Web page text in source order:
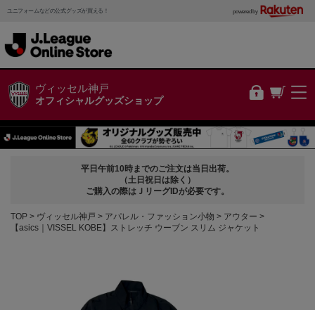
ユニフォームなどの公式グッズが買える！ powered by
ヴィッセル神戸
オフィシャルグッズショップ
平日午前10時までのご注文は当日出荷。
（土日祝日は除く）
ご購入の際はＪリーグIDが必要です。
TOP ヴィッセル神戸 アパレル・ファッション小物
アウター
【asics｜VISSEL KOBE】ストレッチ ウーブン スリム ジャケット